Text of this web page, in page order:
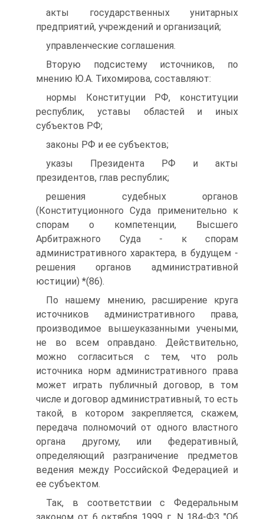
акты государственных унитарных
предприятий, учреждений и организаций;
управленческие соглашения.
Вторую подсистему источников, по
мнению Ю.А. Тихомирова, составляют:
нормы Конституции РФ, конституции
республик, уставы областей и иных
субъектов РФ;
законы РФ и ее субъектов;
указы Президента РФ и акты
президентов, глав республик;
решения судебных органов
(Конституционного Суда применительно к
спорам о компетенции, Высшего
Арбитражного Суда - к спорам
административного характера, в будущем -
решения органов административной
юстиции) *(86).
По нашему мнению, расширение круга
источников административного права,
производимое вышеуказанными учеными,
не во всем оправдано. Действительно,
можно согласиться с тем, что роль
источника норм административного права
может играть публичный договор, в том
числе и договор административный, то есть
такой, в котором закрепляется, скажем,
передача полномочий от одного властного
органа другому, или федеративный,
определяющий разграничение предметов
ведения между Российской Федерацией и
ее субъектом.
Так, в соответствии с Федеральным